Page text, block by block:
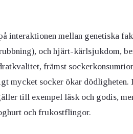
interaktionen mellan genetiska
och hjärt-kärlsjukdom,
främst
mycket socker ökar
till exempel läsk och godis,
och frukostflingor.